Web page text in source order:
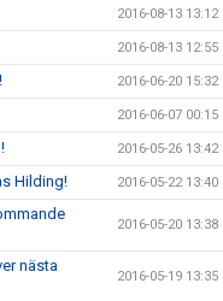
2016-08-13 13:12
2016-08-13 12:55
2016-06-20 15:32
2016-06-07 00:15
2016-05-26 13:42
Hilding! 2016-05-22 13:40
2016-05-20 13:38
nästa
2016-05-19 13:35